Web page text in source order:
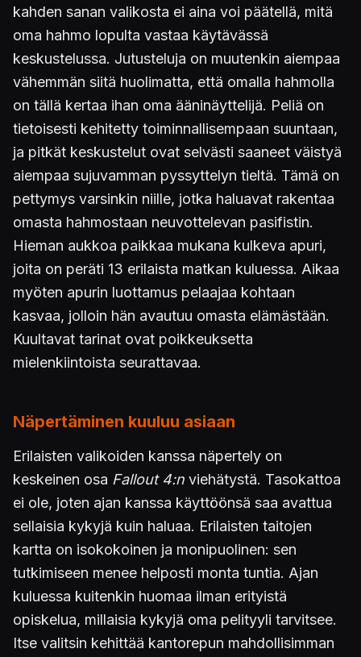
kahden sanan valikosta ei aina voi päätellä, mitä
oma hahmo lopulta vastaa käytävässä
keskustelussa. Jutusteluja on muutenkin aiempaa
vähemmän siitä huolimatta, että omalla hahmolla
on tällä kertaa ihan oma ääninäyttelijä. Peliä on
tietoisesti kehitetty toiminnallisempaan suuntaan,
ja pitkät keskustelut ovat selvästi saaneet väistyä
aiempaa sujuvamman pyssyttelyn tieltä. Tämä on
pettymys varsinkin niille, jotka haluavat rakentaa
omasta hahmostaan neuvottelevan pasifistin.
Hieman aukkoa paikkaa mukana kulkeva apuri,
joita on peräti 13 erilaista matkan kuluessa. Aikaa
myöten apurin luottamus pelaajaa kohtaan
kasvaa, jolloin hän avautuu omasta elämästään.
Kuultavat tarinat ovat poikkeuksetta
mielenkiintoista seurattavaa.
Näpertäminen kuuluu asiaan
Erilaisten valikoiden kanssa näpertely on
keskeinen osa Fallout 4:n viehätystä. Tasokattoa
ei ole, joten ajan kanssa käyttöönsä saa avattua
sellaisia kykyjä kuin haluaa. Erilaisten taitojen
kartta on isokokoinen ja monipuolinen: sen
tutkimiseen menee helposti monta tuntia. Ajan
kuluessa kuitenkin huomaa ilman erityistä
opiskelua, millaisia kykyjä oma pelityyli tarvitsee.
Itse valitsin kehittää kantorepun mahdollisimman